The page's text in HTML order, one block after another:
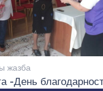
жазба
-День